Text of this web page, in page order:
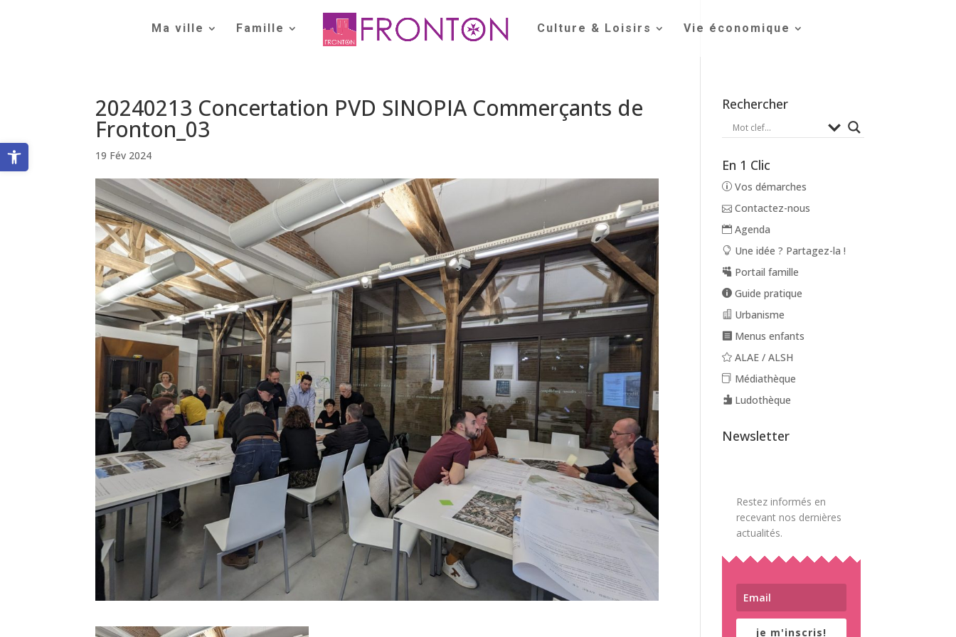
Ouvrir la barre d’outils
Ma ville Famille Culture & Loisirs Vie économique
20240213 Concertation PVD SINOPIA Commerçants de
Fronton_03
19 Fév 2024
Rechercher
En 1 Clic
Vos démarches
Contactez-nous
Agenda
Une idée ? Partagez-la !
Portail famille
Guide pratique
Urbanisme
Menus enfants
ALAE / ALSH
Médiathèque
Ludothèque
Newsletter
Restez informés en
recevant nos dernières
actualités.
je m'inscris!